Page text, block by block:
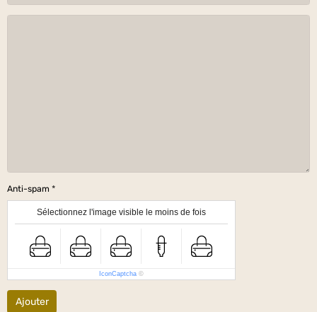
Anti-spam
Sélectionnez l'image visible le moins de fois
IconCaptcha ©
Ajouter